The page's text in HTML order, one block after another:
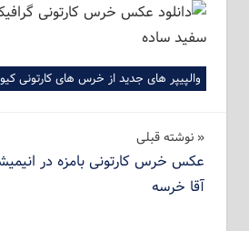
والپیپر های جدید از خرس های کارتونی
راهبری
نوشته
نوشته‌ قبلی
عکس خرس کارتونی بامزه در
آقا خرسه